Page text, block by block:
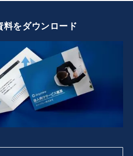
料をダウンロード